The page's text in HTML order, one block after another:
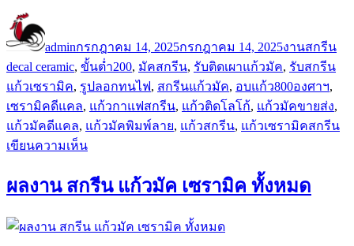
เขียน
adminเมื่อ
กรกฎาคม 14, 2025กรกฎาคม 14, 2025หมู่
งานสกรีน
decal ceramic, ขั้นต่ำ200, มัคสกรีน, รับติดเผาแก้วมัค, รับสกรีน
แก้วเซรามิค, รูปลอกทนไฟ, สกรีนแก้วมัค, อบแก้ว800องศาฯ,
เซรามิคดีแคล, แก้วกาแฟสกรีน, แก้วติดโลโก้, แก้วมัคขายส่ง,
แก้วมัคดีแคล, แก้วมัคพิมพ์ลาย, แก้วสกรีน, แก้วเซรามิคสกรีน
เขียนความเห็นบน
สกรีน
มัค
ผลงาน สกรีน แก้วมัค เซรามิค ทั้งหมด